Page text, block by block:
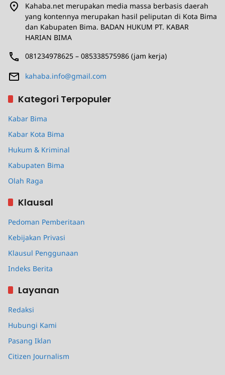
Kahaba.net merupakan media massa berbasis daerah
yang kontennya merupakan hasil peliputan di Kota Bima
dan Kabupaten Bima. BADAN HUKUM PT. KABAR
HARIAN BIMA
081234978625 – 085338575986 (jam kerja)
kahaba.info@gmail.com
Kategori Terpopuler
Kabar Bima
Kabar Kota Bima
Hukum & Kriminal
Kabupaten Bima
Olah Raga
Klausal
Pedoman Pemberitaan
Kebijakan Privasi
Klausul Penggunaan
Indeks Berita
Layanan
Redaksi
Hubungi Kami
Pasang Iklan
Citizen Journalism